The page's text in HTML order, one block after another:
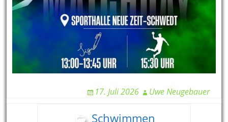
17. Juli 2026 Uwe Neugebauer
Schwimmen